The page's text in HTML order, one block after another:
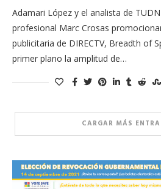
Adamari López y el analista de
profesional Marc Crosas
publicitaria de DIRECTV, Breadth of
primer plano la amplitud de…
CARGAR MÁS